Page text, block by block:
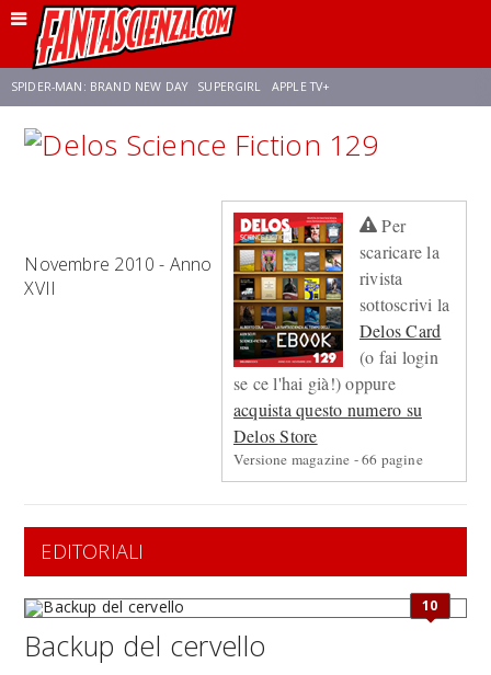
SPIDER-MAN: BRAND NEW DAY SUPERGIRL APPLE TV+
FRANCO RICCIARDIELLO ZENDAYA STAR TREK AVENGERS: DOOMSDAY
CELIA ROSE GOODING
Per
scaricare la
rivista
sottoscrivi la
Delos Card
(o fai login
se ce l'hai già!) oppure
acquista questo numero su
Delos Store
Versione magazine - 66 pagine
Novembre 2010 - Anno
XVII
EDITORIALI
10
Backup del cervello